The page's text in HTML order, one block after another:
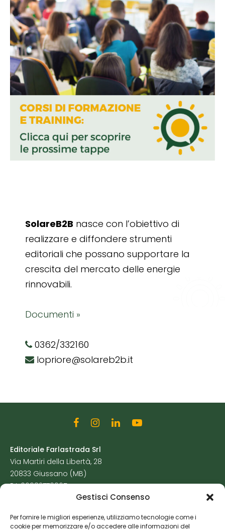
Gestisci Consenso
Per fornire le migliori esperienze, utilizziamo tecnologie come i
cookie per memorizzare e/o accedere alle informazioni del
SolareB2B nasce con l’obiettivo di
realizzare e diffondere strumenti
editoriali che possano supportare la
crescita del mercato delle energie
rinnovabili.
Documenti »
0362/332160
lopriore@solareb2b.it
Editoriale Farlastrada Srl
Via Martiri della Libertà, 28
20833 Giussano (MB)
P.I. 06982770965
Cookie Policy